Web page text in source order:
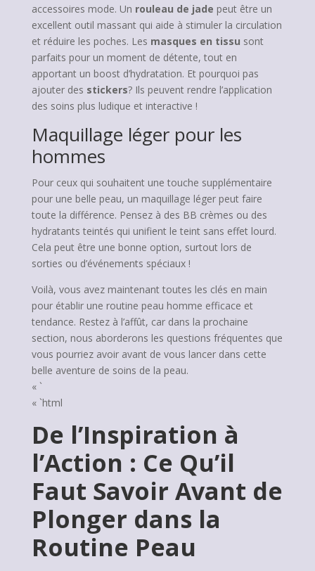
accessoires mode. Un rouleau de jade peut être un
excellent outil massant qui aide à stimuler la circulation
et réduire les poches. Les masques en tissu sont
parfaits pour un moment de détente, tout en
apportant un boost d’hydratation. Et pourquoi pas
ajouter des stickers? Ils peuvent rendre l’application
des soins plus ludique et interactive !
Maquillage léger pour les
hommes
Pour ceux qui souhaitent une touche supplémentaire
pour une belle peau, un maquillage léger peut faire
toute la différence. Pensez à des BB crèmes ou des
hydratants teintés qui unifient le teint sans effet lourd.
Cela peut être une bonne option, surtout lors de
sorties ou d’événements spéciaux !
Voilà, vous avez maintenant toutes les clés en main
pour établir une routine peau homme efficace et
tendance. Restez à l’affût, car dans la prochaine
section, nous aborderons les questions fréquentes que
vous pourriez avoir avant de vous lancer dans cette
belle aventure de soins de la peau.
« `
« `html
De l’Inspiration à
l’Action : Ce Qu’il
Faut Savoir Avant de
Plonger dans la
Routine Peau